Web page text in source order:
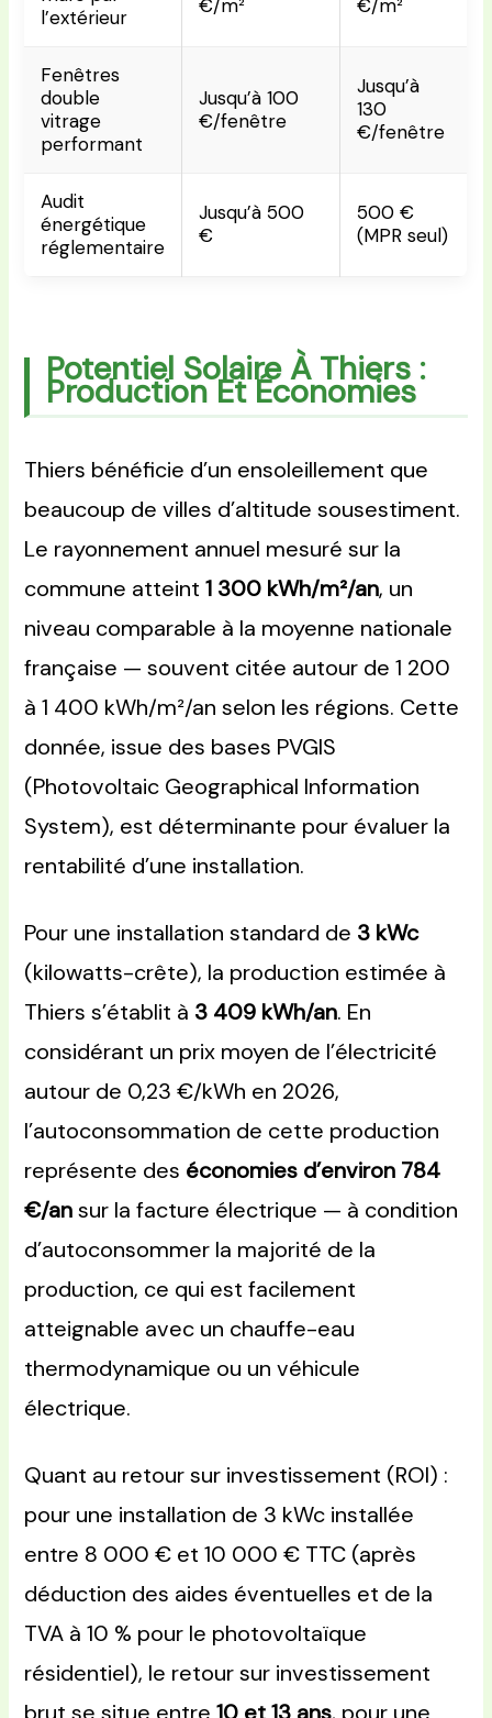
l’extérieur
€/m²
€/m²
Fenêtres
double
vitrage
performant
Jusqu’à 100
€/fenêtre
Jusqu’à
130
€/fenêtre
Audit
énergétique
réglementaire
Jusqu’à 500
€
500 €
(MPR seul)
Potentiel Solaire À Thiers :
Production Et Économies
Thiers bénéficie d’un ensoleillement que
beaucoup de villes d’altitude sousestiment.
Le rayonnement annuel mesuré sur la
commune atteint1 300 kWh/m²/an, un
niveau comparable à la moyenne nationale
française — souvent citée autour de 1 200
à 1 400 kWh/m²/an selon les régions. Cette
donnée, issue des bases PVGIS
(Photovoltaic Geographical Information
System), est déterminante pour évaluer la
rentabilité d’une installation.
Pour une installation standard de 3 kWc
(kilowatts-crête), la production estimée à
Thiers s’établit à 3 409 kWh/an. En
considérant un prix moyen de l’électricité
autour de 0,23 €/kWh en 2026,
l’autoconsommation de cette production
représente des économies d’environ 784
€/ansur la facture électrique — à condition
d’autoconsommer la majorité de la
production, ce qui est facilement
atteignable avec un chauffe-eau
thermodynamique ou un véhicule
électrique.
Quant au retour sur investissement (ROI) :
pour une installation de 3 kWc installée
entre 8 000 € et 10 000 € TTC (après
déduction des aides éventuelles et de la
TVA à 10 % pour le photovoltaïque
résidentiel), le retour sur investissement